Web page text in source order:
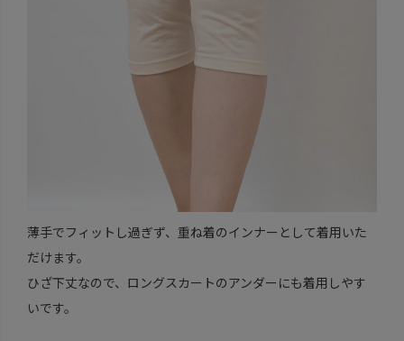
薄手でフィットし過ぎず、重ね着のインナーとして着用いた
だけます。
ひざ下丈なので、ロングスカートのアンダーにも着用しやす
いです。